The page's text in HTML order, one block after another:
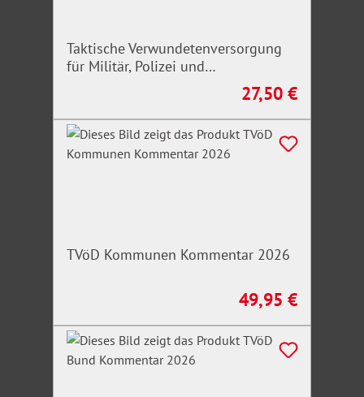
Taktische Verwundetenversorgung
für Militär, Polizei und
Regulärer Preis:
27,50 €
TVöD Kommunen Kommentar 2026
Regulärer Preis:
49,95 €